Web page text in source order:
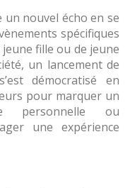
un nouvel écho en se
spécifiques
fille ou de jeune
un lancement de
démocratisé en
pour marquer un
personnelle ou
une expérience